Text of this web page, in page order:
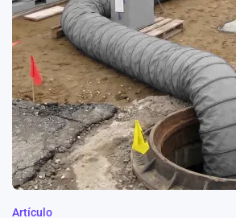
Artículo